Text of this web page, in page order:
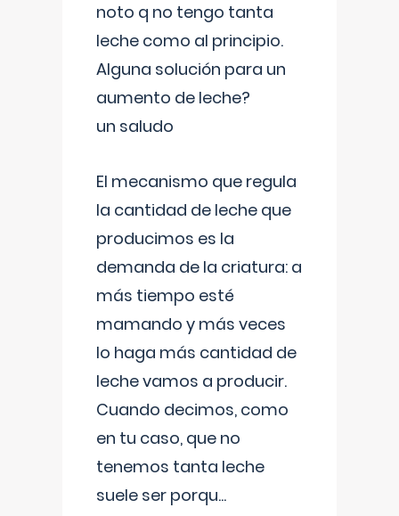
noto q no tengo tanta
leche como al principio.
Alguna solución para un
aumento de leche?
un saludo
El mecanismo que regula
la cantidad de leche que
producimos es la
demanda de la criatura: a
más tiempo esté
mamando y más veces
lo haga más cantidad de
leche vamos a producir.
Cuando decimos, como
en tu caso, que no
tenemos tanta leche
suele ser porqu...